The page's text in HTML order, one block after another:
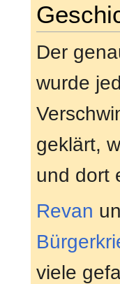
Der
wurde
geklärt,
und dort
Revan
viele